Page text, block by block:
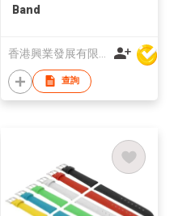
Band
查詢